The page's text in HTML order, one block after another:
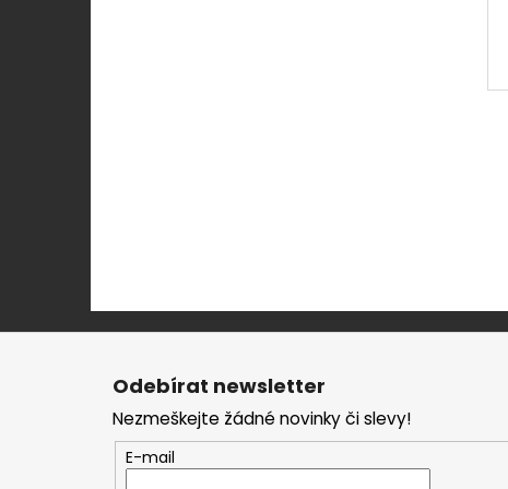
Z
Odebírat newsletter
Nezmeškejte žádné novinky či slevy!
E-mail